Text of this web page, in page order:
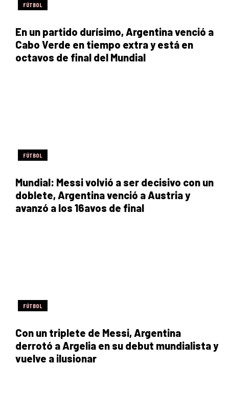
FÚTBOL
En un partido durísimo, Argentina venció a
Cabo Verde en tiempo extra y está en
octavos de final del Mundial
FÚTBOL
Mundial: Messi volvió a ser decisivo con un
doblete, Argentina venció a Austria y
avanzó a los 16avos de final
FÚTBOL
Con un triplete de Messi, Argentina
derrotó a Argelia en su debut mundialista y
vuelve a ilusionar